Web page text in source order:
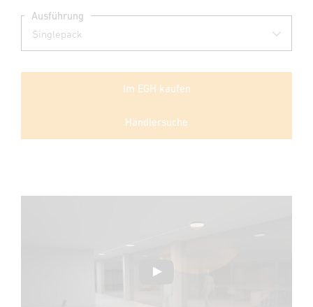
Ausführung
Im EGH kaufen
Händlersuche